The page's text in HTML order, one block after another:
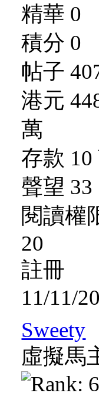
精華 0
積分 0
帖子
港元
萬
存款 10
聲望 33
閱讀權
20
註冊
11/11/
Sweety
虛擬馬